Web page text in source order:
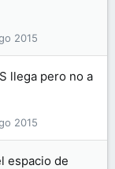
2015
llega pero no a
2015
espacio de